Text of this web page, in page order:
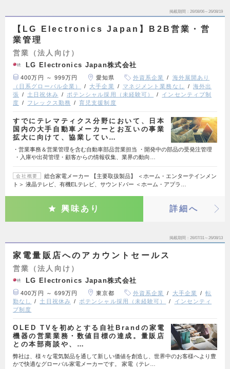
掲載期間 26/08/06～26/08/19
【LG Electronics Japan】B2B営業・営
業管理
営業（法人向け）
LG Electronics Japan株式会社
400万円 ～ 999万円 愛知県 外資系企業
海外展開あり
（日系グローバル企業）
大手企業 マネジメント業務なし
海外出
張
土日祝休み ポテンシャル採用（未経験可）
インセンティブ制
度
フレックス勤務 育児支援制度
すでにテレマティクス分野において、日本
国内の大手自動車メーカーとお互いの事業
拡大に向けて、協業してい…
・営業事務＆営業管理を含む自動車部品営業担当 ・開発中の部品の受発注管理
・入庫や出荷管理・顧客からの情報収集、業界の動向…
会社概要
総合家電メーカー 【主要取扱製品】 ＜ホーム・エンターテインメン
ト＞ 液晶テレビ、有機ELテレビ、サウンドバー ＜ホーム・アプラ…
興味あり 詳細へ
掲載期間 26/07/31～26/08/13
家電量販店へのアカウントセールス
営業（法人向け）
LG Electronics Japan株式会社
400万円 ～ 699万円 東京都 外資系企業 大手企業
転
勤なし
土日祝休み ポテンシャル採用（未経験可）
インセンティ
ブ制度
OLED TVを初めとする自社Brandの家電
機器の営業業務・数値目標の達成。量販店
との本部商談や、…
弊社は、様々な電気製品を通して新しい価値を創造し、世界中のお客様へより豊
かで快適なグローバル家電メーカーです。 家電（テレ…